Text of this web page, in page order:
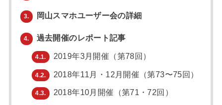
3. 岡山スマホユーザー会の詳細
4. 過去開催のレポート記事
4.1. 2019年3月開催（第78回）
4.2. 2018年11月・12月開催（第73〜75回）
4.3. 2018年10月開催（第71・72回）